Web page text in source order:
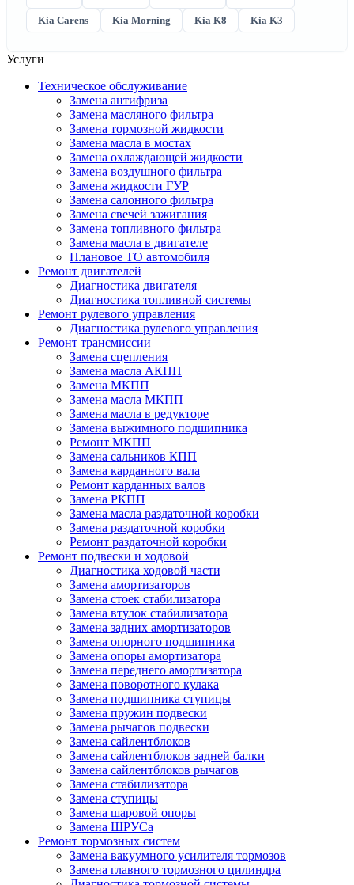
Kia Carens
Kia Morning Kia K8 Kia K3
Услуги
Техническое обслуживание
Замена антифриза
Замена масляного фильтра
Замена тормозной жидкости
Замена масла в мостах
Замена охлаждающей жидкости
Замена воздушного фильтра
Замена жидкости ГУР
Замена салонного фильтра
Замена свечей зажигания
Замена топливного фильтра
Замена масла в двигателе
Плановое ТО автомобиля
Ремонт двигателей
Диагностика двигателя
Диагностика топливной системы
Ремонт рулевого управления
Диагностика рулевого управления
Ремонт трансмиссии
Замена сцепления
Замена масла АКПП
Замена МКПП
Замена масла МКПП
Замена масла в редукторе
Замена выжимного подшипника
Ремонт МКПП
Замена сальников КПП
Замена карданного вала
Ремонт карданных валов
Замена РКПП
Замена масла раздаточной коробки
Замена раздаточной коробки
Ремонт раздаточной коробки
Ремонт подвески и ходовой
Диагностика ходовой части
Замена амортизаторов
Замена стоек стабилизатора
Замена втулок стабилизатора
Замена задних амортизаторов
Замена опорного подшипника
Замена опоры амортизатора
Замена переднего амортизатора
Замена поворотного кулака
Замена подшипника ступицы
Замена пружин подвески
Замена рычагов подвески
Замена сайлентблоков
Замена сайлентблоков задней балки
Замена сайлентблоков рычагов
Замена стабилизатора
Замена ступицы
Замена шаровой опоры
Замена ШРУСа
Ремонт тормозных систем
Замена вакуумного усилителя тормозов
Замена главного тормозного цилиндра